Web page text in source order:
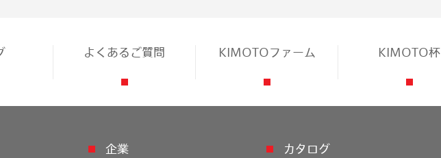
よくあるご質問 KIMOTOファーム KIMOTO杯
企業 カタログ